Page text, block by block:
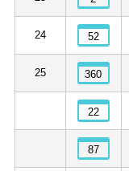
24 52
25 360
22
87